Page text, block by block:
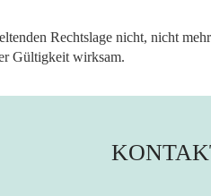
Rechtslage nicht, nicht
Gültigkeit wirksam.